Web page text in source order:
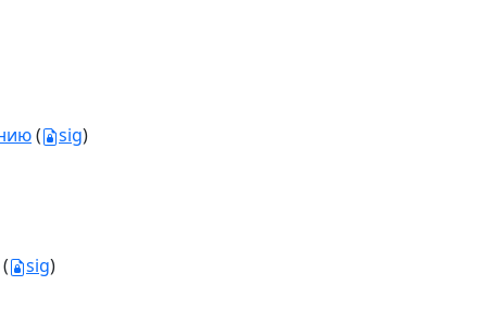
( sig)
( sig)